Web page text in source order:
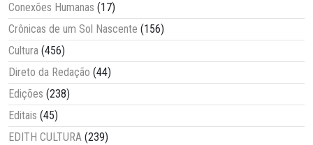
Conexões Humanas (17)
Crônicas de um Sol Nascente (156)
Cultura (456)
Direto da Redação (44)
Edições (238)
Editais (45)
EDITH CULTURA (239)